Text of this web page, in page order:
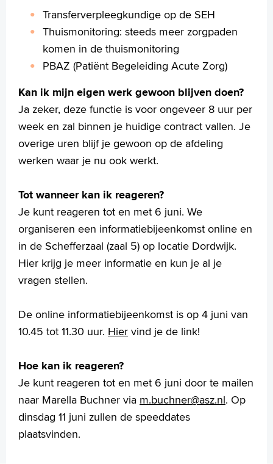
Transferverpleegkundige op de SEH
Thuismonitoring: steeds meer zorgpaden
komen in de thuismonitoring
PBAZ (Patiënt Begeleiding Acute Zorg)
Kan ik mijn eigen werk gewoon blijven doen?
Ja zeker, deze functie is voor ongeveer 8 uur per
week en zal binnen je huidige contract vallen. Je
overige uren blijf je gewoon op de afdeling
werken waar je nu ook werkt.
Tot wanneer kan ik reageren?
Je kunt reageren tot en met 6 juni. We
organiseren een informatiebijeenkomst online en
in de Schefferzaal (zaal 5) op locatie Dordwijk.
Hier krijg je meer informatie en kun je al je
vragen stellen.
De online informatiebijeenkomst is op 4 juni van
10.45 tot 11.30 uur. Hier vind je de link!
Hoe kan ik reageren?
Je kunt reageren tot en met 6 juni door te mailen
naar Marella Buchner via m.buchner@asz.nl. Op
dinsdag 11 juni zullen de speeddates
plaatsvinden.